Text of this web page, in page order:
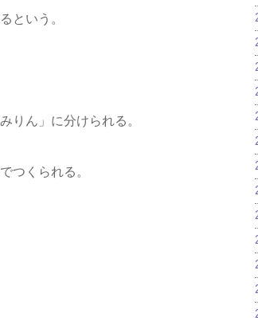
という。
りん」に分けられる。
つくられる。